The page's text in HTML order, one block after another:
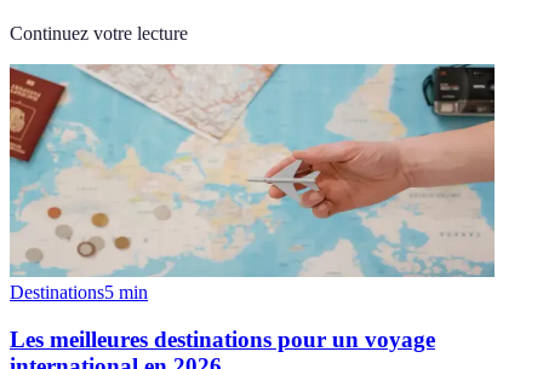
Continuez votre lecture
Destinations5 min
Les meilleures destinations pour un voyage